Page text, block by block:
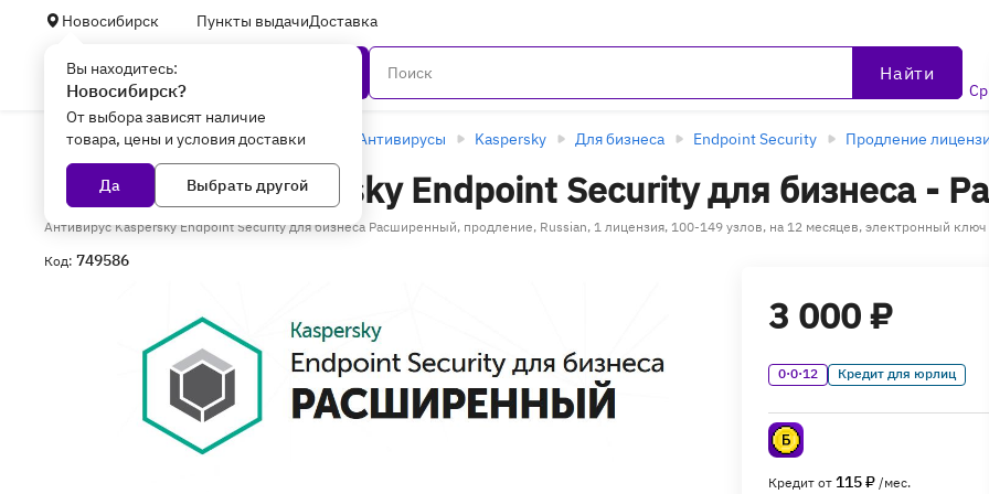
Новосибирск Пункты выдачиДоставка
Вы находитесь:
Новосибирск?
От выбора зависят наличие
товара, цены и условия доставки
Да Выбрать другой
Найти
Главная Программное обеспечение Антивирусы Kaspersky Для бизнеса Endpoint Security Продление
Антивирус Kaspersky Endpoint Security для бизнеса -
Антивирус Kaspersky Endpoint Security для бизнеса Расширенный, продление, Russian, 1 лицензия, 100-149 узлов, на 12 месяцев, электронный
Код: 749586
3 000 ₽
0·0·12 Кредит для юрлиц
Кредит от 115 ₽ /мес.